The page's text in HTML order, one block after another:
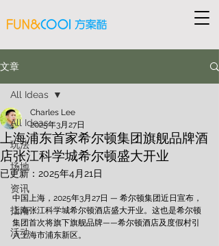
文章
All Ideas
玩法
场地
资讯
指南
活动
All Ideas
上海浦东首家希尔顿集团旗舰品牌酒
店张江科学城希尔顿盛大开业
Charles Lee
2025年3月27日
已更新： 2025年4月21日
中国上海，2025年3月27日 — 希尔顿集团近日宣布，
上海张江科学城希尔顿酒店盛大开业。这也是希尔顿
集团首次将旗下旗舰品牌——希尔顿酒店及度假村引
入上海市浦东新区。